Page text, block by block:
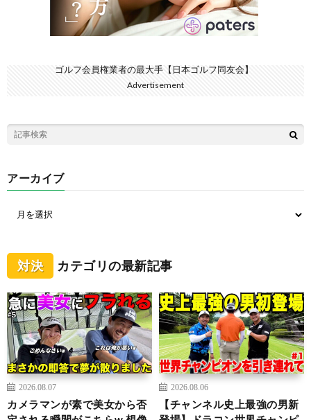
ゴルフ会員権業者の最大手【日本ゴルフ同友会】
Advertisement
アーカイブ
対決 カテゴリの最新記事
2026.08.07
カメラマンが素で美女から否
2026.08.06
【チャンネル史上最強の男新